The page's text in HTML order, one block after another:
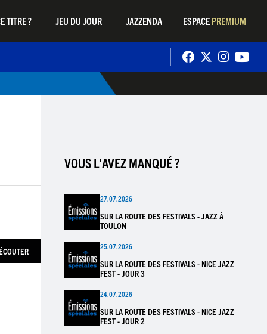
TITRE ? JEU DU JOUR JAZZENDA ESPACE PREMIUM
VOUS L'AVEZ MANQUÉ ?
27.07.2026
SUR LA ROUTE DES FESTIVALS - JAZZ À
TOULON
25.07.2026
SUR LA ROUTE DES FESTIVALS - NICE JAZZ
FEST - JOUR 3
24.07.2026
SUR LA ROUTE DES FESTIVALS - NICE JAZZ
FEST - JOUR 2